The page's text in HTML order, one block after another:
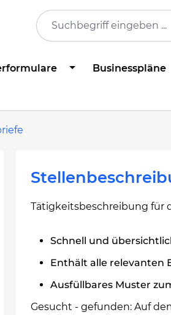
Businesspläne
Tätigkeitsbeschreibung für
Schnell und
Enthält alle relevanten
Ausfüllbares Muster
Gesucht - gefunden: Auf